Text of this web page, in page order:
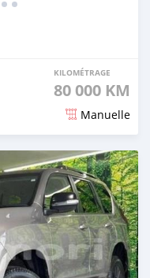
KILOMÉTRAGE
80 000 KM
Manuelle